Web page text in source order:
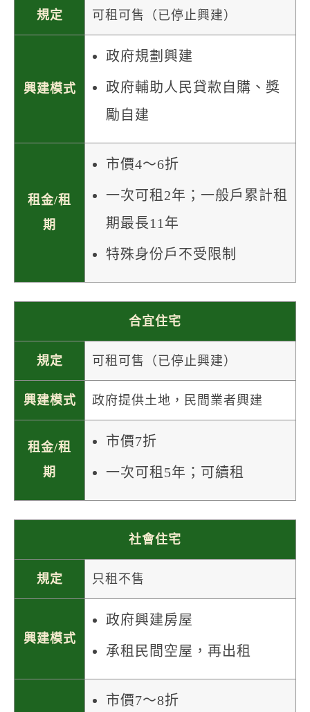
規定 可租可售（已停止興建）
興建模式
政府規劃興建
政府輔助人民貸款自購、獎
勵自建
租金/租
期
市價4～6折
一次可租2年；一般戶累計租
期最長11年
特殊身份戶不受限制
合宜住宅
規定 可租可售（已停止興建）
興建模式 政府提供土地，民間業者興建
租金/租
期
市價7折
一次可租5年；可續租
社會住宅
規定 只租不售
興建模式
政府興建房屋
承租民間空屋，再出租
市價7～8折